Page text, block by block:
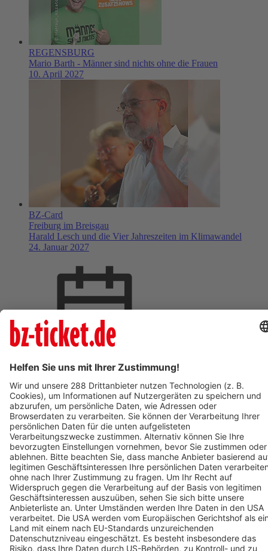
REGENSBURG
Mario Barth - Männer sind nichts ohne die Frauen
10. April 2027
BZ-Card
Freiburg im Breisgau
Harald Lesch und die Vier Jahreszeiten im Klimawandel
24. Januar 2027
BZ-Card Vorteile